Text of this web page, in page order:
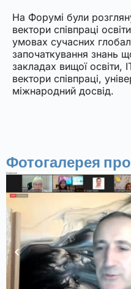
На Форумі були
вектори співпраці
умовах сучасних
започаткування знань
закладах вищої освіти,
вектори співпраці,
міжнародний досвід.
Фотогалерея